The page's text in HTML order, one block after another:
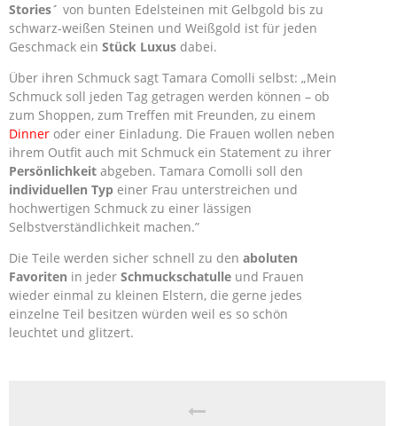
Stories´ von bunten Edelsteinen mit Gelbgold bis zu
schwarz-weißen Steinen und Weißgold ist für jeden
Geschmack ein Stück Luxus dabei.
Über ihren Schmuck sagt Tamara Comolli selbst: „Mein
Schmuck soll jeden Tag getragen werden können – ob
zum Shoppen, zum Treffen mit Freunden, zu einem
Dinner oder einer Einladung. Die Frauen wollen neben
ihrem Outfit auch mit Schmuck ein Statement zu ihrer
Persönlichkeit abgeben. Tamara Comolli soll den
individuellen Typ einer Frau unterstreichen und
hochwertigen Schmuck zu einer lässigen
Selbstverständlichkeit machen.”
Die Teile werden sicher schnell zu den aboluten
Favoriten in jeder Schmuckschatulle und Frauen
wieder einmal zu kleinen Elstern, die gerne jedes
einzelne Teil besitzen würden weil es so schön
leuchtet und glitzert.